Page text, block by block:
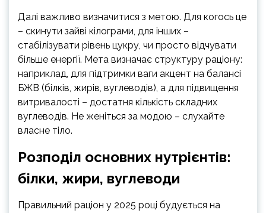
Далі важливо визначитися з метою. Для когось це
– скинути зайві кілограми, для інших –
стабілізувати рівень цукру, чи просто відчувати
більше енергії. Мета визначає структуру раціону:
наприклад, для підтримки ваги акцент на балансі
БЖВ (білків, жирів, вуглеводів), а для підвищення
витривалості – достатня кількість складних
вуглеводів. Не женіться за модою – слухайте
власне тіло.
Розподіл основних нутрієнтів:
білки, жири, вуглеводи
Правильний раціон у 2025 році будується на